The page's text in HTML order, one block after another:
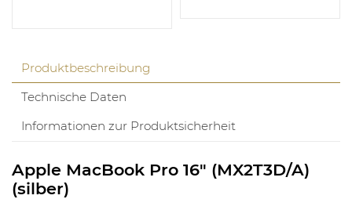
Produktbeschreibung
Technische Daten
Informationen zur Produktsicherheit
Apple MacBook Pro 16" (MX2T3D/A)
(silber)